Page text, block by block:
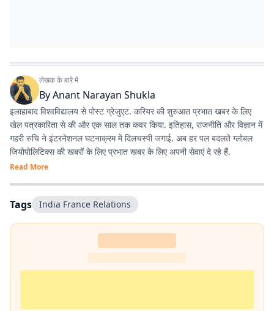
लेखक के बारे में
ByAnant Narayan Shukla
इलाहाबाद विश्वविद्यालय से पोस्ट ग्रेजुएट. करियर की शुरुआत प्रभात खबर के लिए
खेल पत्रकारिता से की और एक साल तक कवर किया. इतिहास, राजनीति और विज्ञान में
गहरी रुचि ने इंटरनेशनल घटनाक्रम में दिलचस्पी जगाई. अब हर पल बदलते ग्लोबल
जियोपोलिटिक्स की खबरों के लिए प्रभात खबर के लिए अपनी सेवाएं दे रहे हैं.
Read More
Tags India France Relations